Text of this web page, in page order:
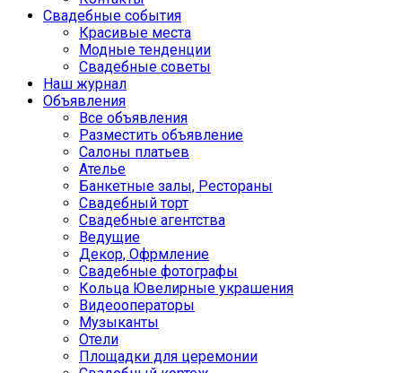
Свадебные события
Красивые места
Модные тенденции
Свадебные советы
Наш журнал
Объявления
Все объявления
Разместить объявление
Салоны платьев
Ателье
Банкетные залы, Рестораны
Свадебный торт
Свадебные агентства
Ведущие
Декор, Офрмление
Свадебные фотографы
Кольца Ювелирные украшения
Видеооператоры
Музыканты
Отели
Площадки для церемонии